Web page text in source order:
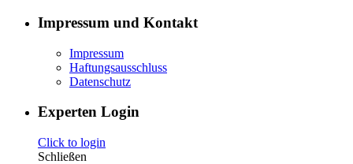
Impressum und Kontakt
Impressum
Haftungsausschluss
Datenschutz
Experten Login
Click to login
Schließen